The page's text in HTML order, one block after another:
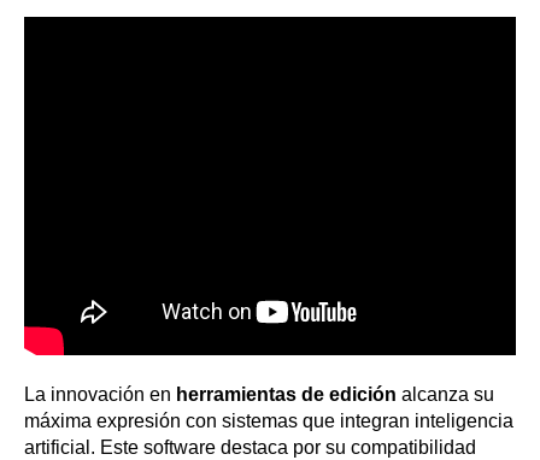
La innovación en herramientas de edición alcanza su
máxima expresión con sistemas que integran inteligencia
artificial. Este software destaca por su compatibilidad